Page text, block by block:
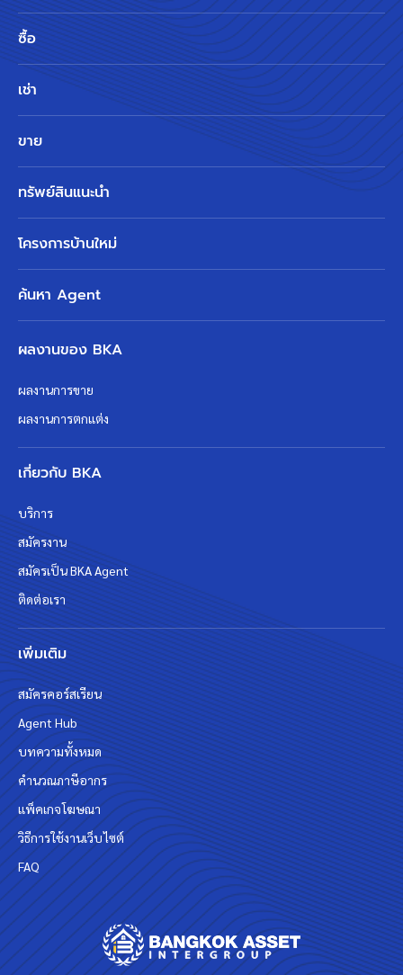
ซื้อ
เช่า
ขาย
ทรัพย์สินแนะนำ
โครงการบ้านใหม่
ค้นหา Agent
ผลงานของ BKA
ผลงานการขาย
ผลงานการตกแต่ง
เกี่ยวกับ BKA
บริการ
สมัครงาน
สมัครเป็น BKA Agent
ติดต่อเรา
เพิ่มเติม
สมัครคอร์สเรียน
Agent Hub
บทความทั้งหมด
คำนวณภาษีอากร
แพ็คเกจโฆษณา
วิธีการใช้งานเว็บไซต์
FAQ